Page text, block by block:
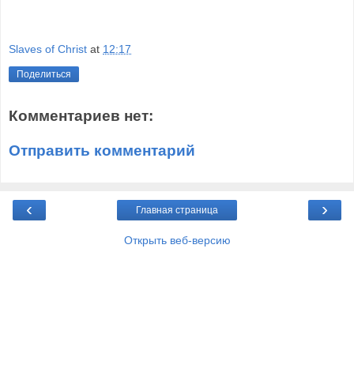
Slaves of Christ at 12:17
Поделиться
Комментариев нет:
Отправить комментарий
‹ ›
Главная страница
Открыть веб-версию